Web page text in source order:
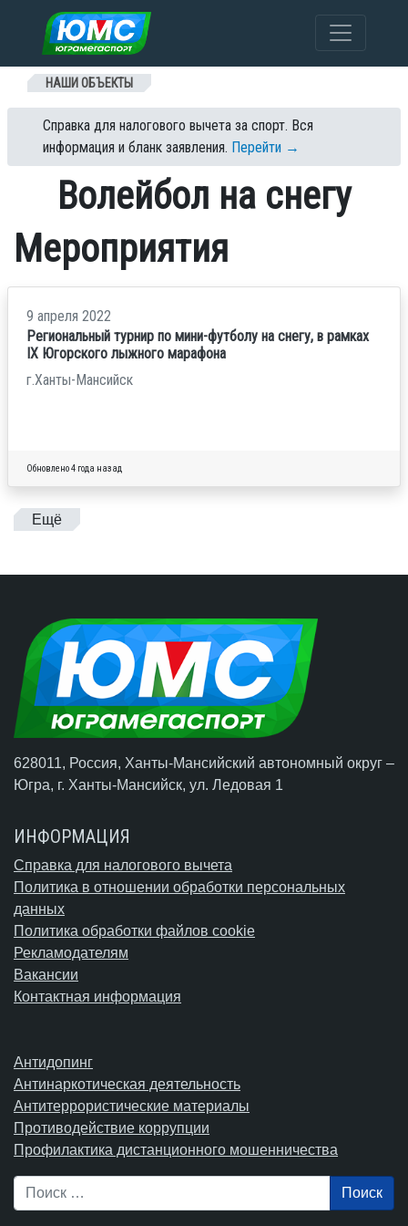
Перейти к содержанию
НАШИ ОБЪЕКТЫ
Справка для налогового вычета за спорт. Вся
информация и бланк заявления. Перейти →
Волейбол на снегу
Мероприятия
9 апреля 2022
Региональный турнир по мини-футболу на снегу, в рамках
IХ Югорского лыжного марафона
г.Ханты-Мансийск
Обновлено 4 года назад
Ещё
628011, Россия, Ханты-Мансийский автономный округ –
Югра, г. Ханты-Мансийск, ул. Ледовая 1
ИНФОРМАЦИЯ
Справка для налогового вычета
Политика в отношении обработки персональных
данных
Политика обработки файлов cookie
Рекламодателям
Вакансии
Контактная информация
Антидопинг
Антинаркотическая деятельность
Антитеррористические материалы
Противодействие коррупции
Профилактика дистанционного мошенничества
Поиск